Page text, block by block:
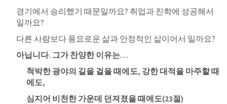
경기에서 승리했기 때문일까요? 취업과 진학에 성공해서
일까요?
다른 사람보다 풍요로운 삶과 안정적인 삶이어서 일까요?
아닙니다. 그가 찬양한 이유는…
척박한 광야의 길을 걸을 때에도, 강한 대적을 마주할 때
에도,
심지어 비천한 가운데 던져졌을 때에도(23절)